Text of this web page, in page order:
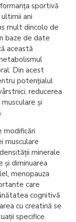
sportivă
ani
mult dincolo de
baze de date
această
Din acest
potențialul
reducerea
și
modificări
musculare
minerale
și diminuarea
menopauza
care
cognitivă
cu creatină se
specifice.